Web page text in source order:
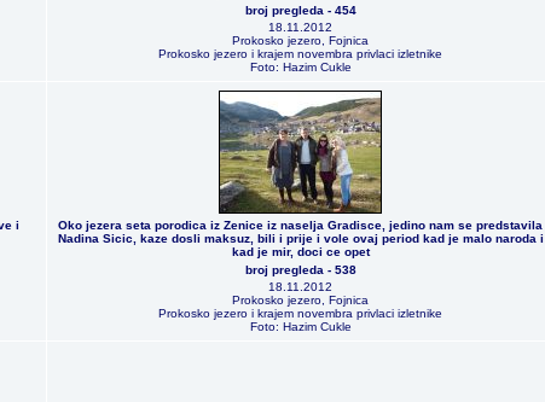
broj pregleda - 454
18.11.2012
Prokosko jezero, Fojnica
Prokosko jezero i krajem novembra privlaci izletnike
Foto: Hazim Cukle
i
Oko jezera seta porodica iz Zenice iz naselja Gradisce, jedino nam se predstavila
Nadina Sicic, kaze dosli maksuz, bili i prije i vole ovaj period kad je malo naroda i
kad je mir, doci ce opet
broj pregleda - 538
18.11.2012
Prokosko jezero, Fojnica
Prokosko jezero i krajem novembra privlaci izletnike
Foto: Hazim Cukle